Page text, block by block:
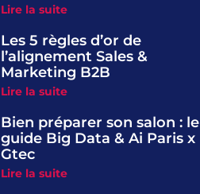
Lire la suite
Les 5 règles d’or de
l’alignement Sales &
Marketing B2B
Lire la suite
Bien préparer son salon : le
guide Big Data & Ai Paris x
Gtec
Lire la suite